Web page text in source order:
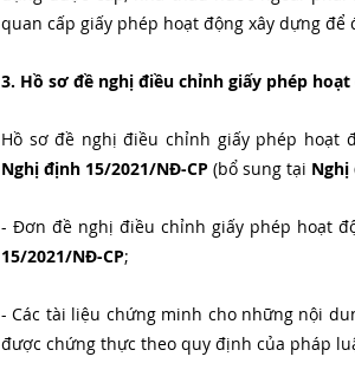
quan cấp giấy phép hoạt động xây dựng
3. Hồ sơ đề nghị điều chỉnh giấy phép
Nghị định 15/2021/NĐ-CP (bổ sung tại Nghị
- Đơn đề nghị điều chỉnh giấy phép hoạt
15/2021/NĐ-CP;
- Các tài liệu chứng minh cho những nội
được chứng thực theo quy định của pháp